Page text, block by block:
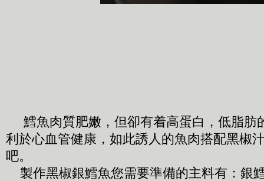
鱈魚肉質肥嫩，但卻有着高蛋白，低脂肪
利於心血管健康，如此誘人的魚肉搭配黑椒
吧。
製作黑椒銀鱈魚您需要準備的主料有：銀